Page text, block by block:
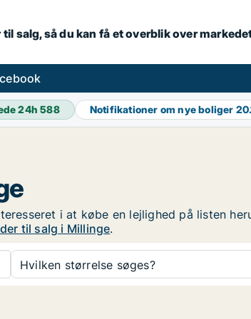
salg, så du kan få et overblik over
24h588 Notifikationer om nye boliger
i at købe en lejlighed på listen
til salg i Millinge.
Hvilken størrelse søges?